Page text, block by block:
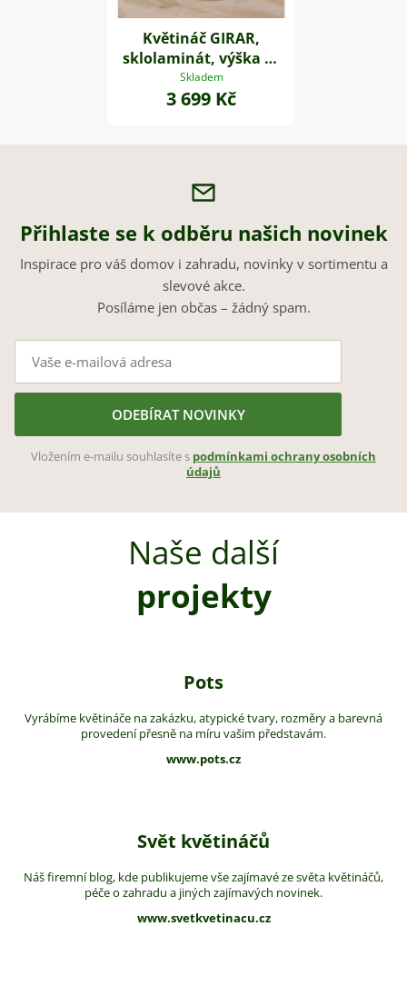
Květináč GIRAR,
sklolaminát, výška 37
cm, antracit
Skladem
3 699 Kč
Přihlaste se k odběru našich novinek
Inspirace pro váš domov i zahradu, novinky v sortimentu a
slevové akce.
Posíláme jen občas – žádný spam.
ODEBÍRAT NOVINKY
Vložením e-mailu souhlasíte s podmínkami ochrany osobních
údajů
Naše další
projekty
Pots
Vyrábíme květináče na zakázku, atypické tvary, rozměry a barevná
provedení přesně na míru vašim představám.
www.pots.cz
Svět květináčů
Náš firemní blog, kde publikujeme vše zajímavé ze světa květináčů,
péče o zahradu a jiných zajímavých novinek.
www.svetkvetinacu.cz